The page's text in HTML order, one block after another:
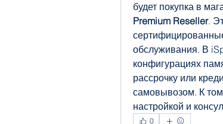
будет покупка в
Premium Reseller.
обслуживания. В
конфигурациях
рассрочку или
самовывозом. К
настройкой и
0